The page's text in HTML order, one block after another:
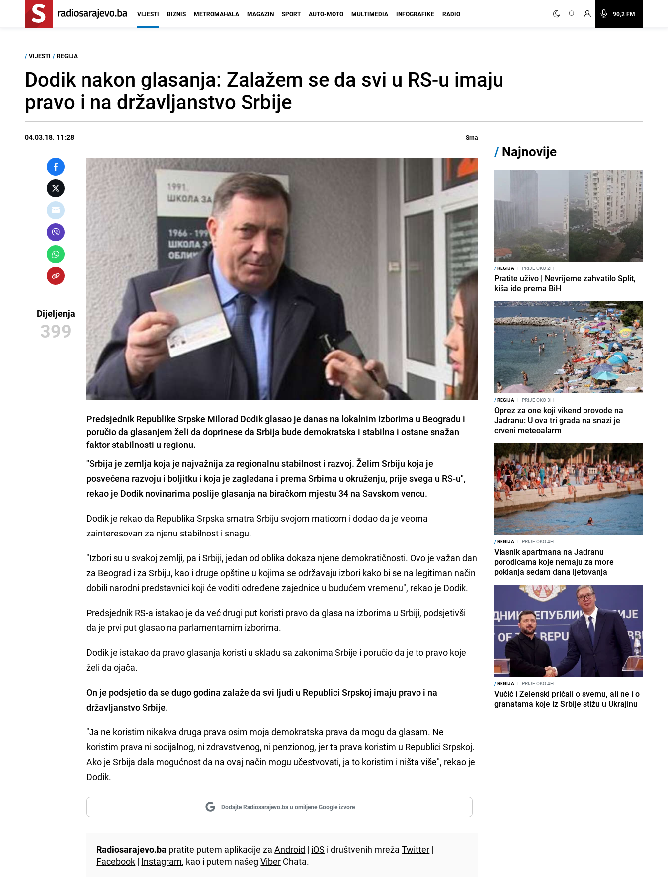
90,2 FM
VIJESTI BIZNIS METROMAHALA MAGAZIN SPORT AUTO-MOTO MULTIMEDIA INFOGRAFIKE RADIO
/ VIJESTI / REGIJA
Dodik nakon glasanja: Zalažem se da svi u RS-u imaju
pravo i na državljanstvo Srbije
04.03.18. 11:28 Srna
Dijeljenja
399
Predsjednik Republike Srpske Milorad Dodik glasao je danas na lokalnim izborima u Beogradu i
poručio da glasanjem želi da doprinese da Srbija bude demokratska i stabilna i ostane snažan
faktor stabilnosti u regionu.
"Srbija je zemlja koja je najvažnija za regionalnu stabilnost i razvoj. Želim Srbiju koja je
posvećena razvoju i boljitku i koja je zagledana i prema Srbima u okruženju, prije svega u RS-u",
rekao je Dodik novinarima poslije glasanja na biračkom mjestu 34 na Savskom vencu.
Dodik je rekao da Republika Srpska smatra Srbiju svojom maticom i dodao da je veoma
zainteresovan za njenu stabilnost i snagu.
"Izbori su u svakoj zemlji, pa i Srbiji, jedan od oblika dokaza njene demokratičnosti. Ovo je važan dan
za Beograd i za Srbiju, kao i druge opštine u kojima se održavaju izbori kako bi se na legitiman način
dobili narodni predstavnici koji će voditi određene zajednice u budućem vremenu", rekao je Dodik.
Predsjednik RS-a istakao je da već drugi put koristi pravo da glasa na izborima u Srbiji, podsjetivši
da je prvi put glasao na parlamentarnim izborima.
Dodik je istakao da pravo glasanja koristi u skladu sa zakonima Srbije i poručio da je to pravo koje
želi da ojača.
On je podsjetio da se dugo godina zalaže da svi ljudi u Republici Srpskoj imaju pravo i na
državljanstvo Srbije.
"Јa ne koristim nikakva druga prava osim moja demokratska prava da mogu da glasam. Ne
koristim prava ni socijalnog, ni zdravstvenog, ni penzionog, jer ta prava koristim u Republici Srpskoj.
Ako je Srbija dala mogućnost da na ovaj način mogu učestvovati, ja to koristim i ništa više", rekao je
Dodik.
Dodajte Radiosarajevo.ba u omiljene Google izvore
Radiosarajevo.ba pratite putem aplikacije zaAndroid | iOS i društvenih mrežaTwitter |
Facebook | Instagram, kao i putem našegViber Chata.
/ Najnovije
/REGIJA I PRIJE OKO 2H
Pratite uživo | Nevrijeme zahvatilo Split,
kiša ide prema BiH
/REGIJA I PRIJE OKO 3H
Oprez za one koji vikend provode na
Jadranu: U ova tri grada na snazi je
crveni meteoalarm
/REGIJA I PRIJE OKO 4H
Vlasnik apartmana na Jadranu
porodicama koje nemaju za more
poklanja sedam dana ljetovanja
/REGIJA I PRIJE OKO 4H
Vučić i Zelenski pričali o svemu, ali ne i o
granatama koje iz Srbije stižu u Ukrajinu